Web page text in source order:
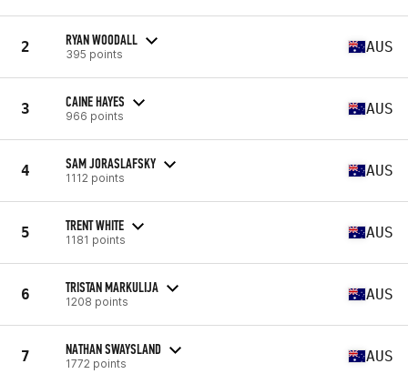
2 RYAN WOODALL
395 points AUS
3 CAINE HAYES
966 points AUS
4 SAM JORASLAFSKY
1112 points AUS
5 TRENT WHITE
1181 points AUS
6 TRISTAN MARKULIJA
1208 points AUS
7 NATHAN SWAYSLAND
1772 points AUS